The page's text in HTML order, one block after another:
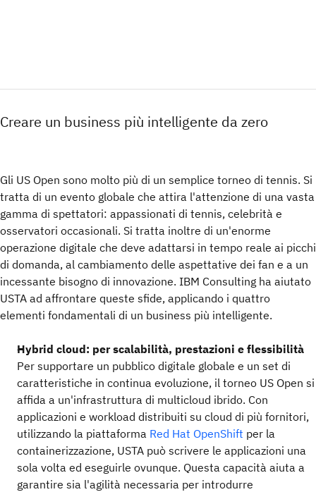
Creare un business più intelligente da zero
Gli US Open sono molto più di un semplice torneo di tennis. Si
tratta di un evento globale che attira l'attenzione di una vasta
gamma di spettatori: appassionati di tennis, celebrità e
osservatori occasionali. Si tratta inoltre di un'enorme
operazione digitale che deve adattarsi in tempo reale ai picchi
di domanda, al cambiamento delle aspettative dei fan e a un
incessante bisogno di innovazione. IBM Consulting ha aiutato
USTA ad affrontare queste sfide, applicando i quattro
elementi fondamentali di un business più intelligente.
Hybrid cloud: per scalabilità, prestazioni e flessibilità
Per supportare un pubblico digitale globale e un set di
caratteristiche in continua evoluzione, il torneo US Open si
affida a un'infrastruttura di multicloud ibrido. Con
applicazioni e workload distribuiti su cloud di più fornitori,
utilizzando la piattaforma Red Hat OpenShift per la
containerizzazione, USTA può scrivere le applicazioni una
sola volta ed eseguirle ovunque. Questa capacità aiuta a
garantire sia l'agilità necessaria per introdurre